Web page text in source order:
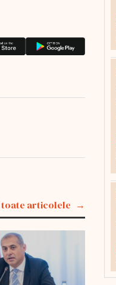
toate articolele